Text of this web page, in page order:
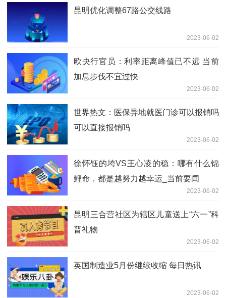
昆明优化调整67路公交线路
2023-06-02
欧央行官员：利率距离峰值已不远 当前
加息步伐不宜过快
2023-06-02
世界热文：医保异地就医门诊可以报销吗
可以直接报销吗
2023-06-02
徐怀钰的垮VS王心凌的稳：哪有什么锦
鲤命，都是越努力越幸运_当前要闻
2023-06-02
昆明三合营社区为辖区儿童送上“六一”科
普礼物
2023-06-02
英国制造业5月份继续收缩 每日热讯
2023-06-02